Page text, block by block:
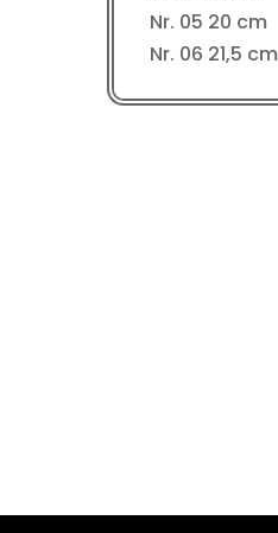
Nr. 05 20 cm
Nr. 06 21,5 cm